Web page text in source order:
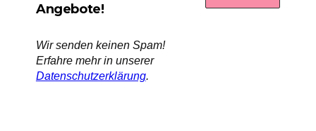
Angebote!
Wir senden keinen Spam!
Erfahre mehr in unserer
Datenschutzerklärung.